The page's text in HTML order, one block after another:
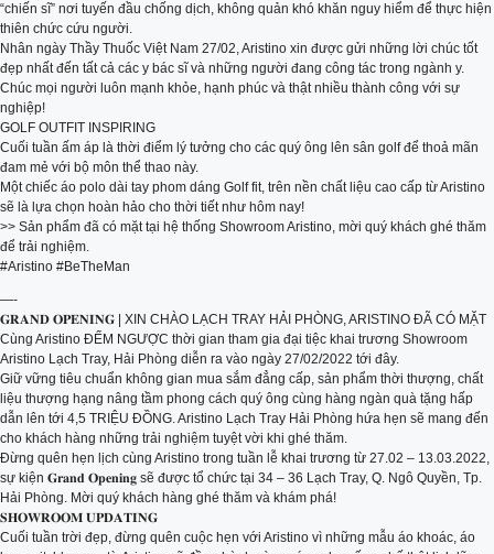
“chiến sĩ” nơi tuyến đầu chống dịch, không quản khó khăn nguy hiểm để thực hiện
thiên chức cứu người.
Nhân ngày Thầy Thuốc Việt Nam 27/02, Aristino xin được gửi những lời chúc tốt
đẹp nhất đến tất cả các y bác sĩ và những người đang công tác trong ngành y.
Chúc mọi người luôn mạnh khỏe, hạnh phúc và thật nhiều thành công với sự
nghiệp!
GOLF OUTFIT INSPIRING
Cuối tuần ấm áp là thời điểm lý tưởng cho các quý ông lên sân golf để thoả mãn
đam mẻ với bộ môn thể thao này.
Một chiếc áo polo dài tay phom dáng Golf fit, trên nền chất liệu cao cấp từ Aristino
sẽ là lựa chọn hoàn hảo cho thời tiết như hôm nay!
>> Sản phẩm đã có mặt tại hệ thống Showroom Aristino, mời quý khách ghé thăm
để trải nghiệm.
#Aristino #BeTheMan
—-
𝐆𝐑𝐀𝐍𝐃 𝐎𝐏𝐄𝐍𝐈𝐍𝐆 | XIN CHÀO LẠCH TRAY HẢI PHÒNG, ARISTINO ĐÃ CÓ MẶT
Cùng Aristino ĐẾM NGƯỢC thời gian tham gia đại tiệc khai trương Showroom
Aristino Lạch Tray, Hải Phòng diễn ra vào ngày 27/02/2022 tới đây.
Giữ vững tiêu chuẩn không gian mua sắm đẳng cấp, sản phẩm thời thượng, chất
liệu thượng hạng nâng tầm phong cách quý ông cùng hàng ngàn quà tặng hấp
dẫn lên tới 4,5 TRIỆU ĐỒNG. Aristino Lạch Tray Hải Phòng hứa hẹn sẽ mang đến
cho khách hàng những trải nghiệm tuyệt vời khi ghé thăm.
Đừng quên hẹn lịch cùng Aristino trong tuần lễ khai trương từ 27.02 – 13.03.2022,
sự kiện 𝐆𝐫𝐚𝐧𝐝 𝐎𝐩𝐞𝐧𝐢𝐧𝐠 sẽ được tổ chức tại 34 – 36 Lạch Tray, Q. Ngô Quyền, Tp.
Hải Phòng. Mời quý khách hàng ghé thăm và khám phá!
𝐒𝐇𝐎𝐖𝐑𝐎𝐎𝐌 𝐔𝐏𝐃𝐀𝐓𝐈𝐍𝐆
Cuối tuần trời đẹp, đừng quên cuộc hẹn với Aristino vì những mẫu áo khoác, áo